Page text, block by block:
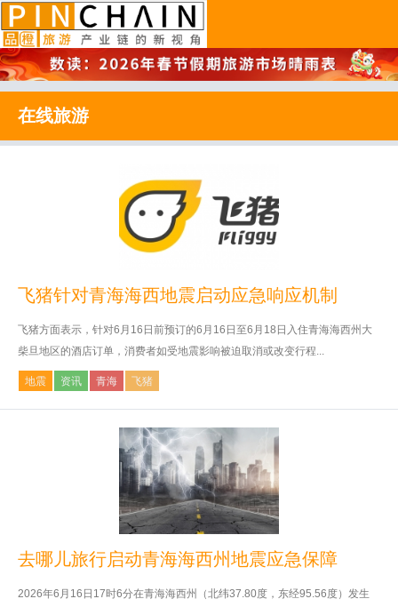
品橙旅游
在线旅游
飞猪针对青海海西地震启动应急响应机制
飞猪方面表示，针对6月16日前预订的6月16日至6月18日入住青海海西州大
柴旦地区的酒店订单，消费者如受地震影响被迫取消或改变行程...
地震 资讯 青海 飞猪
去哪儿旅行启动青海海西州地震应急保障
2026年6月16日17时6分在青海海西州（北纬37.80度，东经95.56度）发生